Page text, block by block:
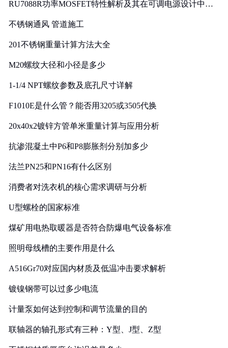
RU7088R功率MOSFET特性解析及其在可调电源设计中的
不锈钢通风 管道施工
201不锈钢重量计算方法大全
M20螺纹大径和小径是多少
1-1/4 NPT螺纹参数及底孔尺寸详解
F1010E是什么管？能否用3205或3505代换
20x40x2镀锌方管单米重量计算与应用分析
抗渗混凝土中P6和P8膨胀剂分别加多少
法兰PN25和PN16有什么区别
消费者对洗衣机的核心需求调研与分析
U型螺栓的国家标准
煤矿用电热取暖器是否符合防爆电气设备标准
照明母线槽的主要作用是什么
A516Gr70对应国内材质及低温冲击要求解析
镀镍钢带可以过多少电流
计量泵如何达到控制和调节流量的目的
联轴器的轴孔形式有三种：Y型、J型、Z型